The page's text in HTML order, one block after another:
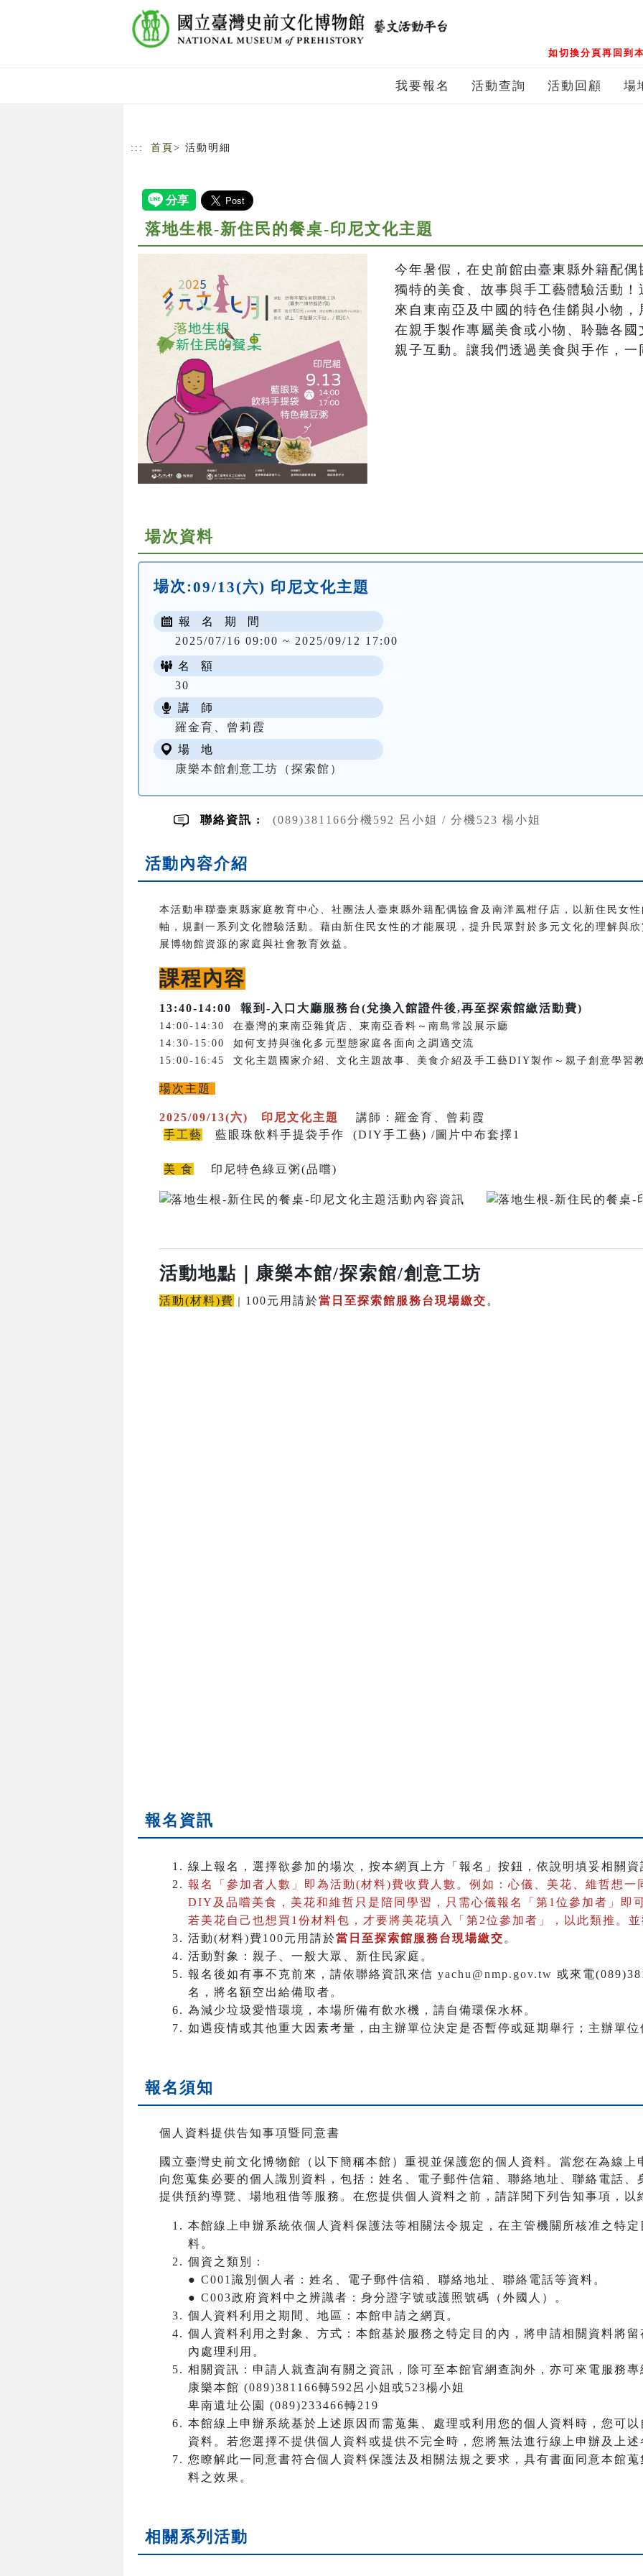
如切換分頁再回到
我要報名 活動查詢 活動回顧 場
::: 首頁 > 活動明細
落地生根-新住民的餐桌-印尼文化主題
今年暑假，在史前館由臺東縣外籍配
獨特的美食、故事與手工藝體驗活動
來自東南亞及中國的特色佳餚與小物
在親手製作專屬美食或小物、聆聽各
親子互動。讓我們透過美食與手作，
場次資料
場次:09/13(六) 印尼文化主題
報 名 期 間
2025/07/16 09:00 ~ 2025/09/12 17:00
名 額
30
講 師
羅金育、曾莉霞
場 地
康樂本館創意工坊（探索館）
聯絡資訊 : (089)381166分機592 呂小姐 / 分機523 楊小姐
活動內容介紹
本活動串聯臺東縣家庭教育中心、社團法人臺東縣外籍配偶協會及南洋風柑仔店，以新住民女
軸，規劃一系列文化體驗活動。藉由新住民女性的才能展現，提升民眾對於多元文化的理解與
展博物館資源的家庭與社會教育效益。
課程內容
13:40-14:00 報到-入口大廳服務台(兌換入館證件後,再至探索館繳活動費)
14:00-14:30 在臺灣的東南亞雜貨店、東南亞香料～南島常設展示廳
14:30-15:00 如何支持與強化多元型態家庭各面向之調適交流
15:00-16:45 文化主題國家介紹、文化主題故事、美食介紹及手工藝DIY製作～親子創意學習
場次主題
2025/09/13(六) 印尼文化主題
講師：羅金育、曾莉霞
手工藝
藍眼珠飲料手提袋手作 (DIY手工藝) /圖片中布套擇1
美 食 印尼特色綠豆粥(品嚐)
活動地點 ｜康樂本館/探索館/創意工坊
活動(材料)費 ｜ 100元用請於當日至探索館服務台現場繳交 。
報名資訊
線上報名，選擇欲參加的場次，按本網頁上方「報名」按鈕，依說明填妥相關資
報名「參加者人數」即為活動(材料)費收費人數。 例如：心儀、美花、維哲想
DIY及品嚐美食，美花和維哲只是陪同學習，只需心儀報名「第1位參加者」即
若美花自己也想買1份材料包，才要將美花填入「第2位參加者」，以此類推。
活動(材料)費100元用請於當日至探索館服務台現場繳交 。
活動對象：親子、一般大眾、新住民家庭。
報名後如有事不克前來，請依聯絡資訊來信 yachu@nmp.gov.tw 或來電
名，將名額空出給備取者。
為減少垃圾愛惜環境，本場所備有飲水機，請自備環保水杯。
如遇疫情或其他重大因素考量，由主辦單位決定是否暫停或延期舉行；主辦單
報名須知
個人資料提供告知事項暨同意書
國立臺灣史前文化博物館（以下簡稱本館）重視並保護您的個人資料。當您在為線
向您蒐集必要的個人識別資料，包括：姓名、電子郵件信箱、聯絡地址、聯絡電話
提供預約導覽、場地租借等服務。在您提供個人資料之前，請詳閱下列告知事項，以
本館線上申辦系統依個人資料保護法等相關法令規定，在主管機關所核准之特
料。
個資之類別：
● C001識別個人者：姓名、電子郵件信箱、聯絡地址、聯絡電話等資料。
● C003政府資料中之辨識者：身分證字號或護照號碼（外國人）。
個人資料利用之期間、地區：本館申請之網頁。
個人資料利用之對象、方式：本館基於服務之特定目的內，將申請相關資料將
內處理利用。
相關資訊：申請人就查詢有關之資訊，除可至本館官網查詢外，亦可來電服務專
康樂本館 (089)381166轉592呂小姐或523楊小姐
卑南遺址公園 (089)233466轉219
本館線上申辦系統基於上述原因而需蒐集、處理或利用您的個人資料時，您可
資料。若您選擇不提供個人資料或提供不完全時，您將無法進行線上申辦及上
您瞭解此一同意書符合個人資料保護法及相關法規之要求，具有書面同意本館
料之效果。
相關系列活動